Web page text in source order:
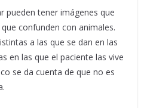
pueden tener imágenes que
confunden con animales.
a las que se dan en las
en las que el paciente las vive
se da cuenta de que no es